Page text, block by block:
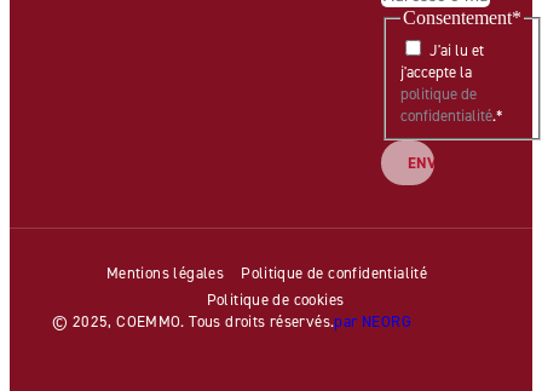
Consentement*
J'ai lu et
j'accepte la
politique de
confidentialité.*
Mentions légales
Politique de confidentialité
Politique de cookies
© 2025, COEMMO. Tous droits réservés.par NEORG